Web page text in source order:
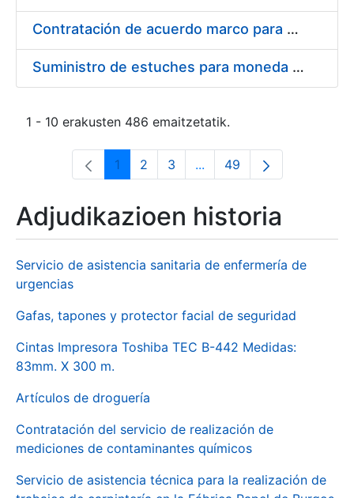
Contratación de acuerdo marco para el Suministro de Material de Electricidad para la Fábrica Nacional de Moneda y Timbre-Real Casa de la Moneda en su centro de trabajo de Burgos
Suministro de estuches para moneda de 30 €
1 - 10 erakusten 486 emaitzetatik.
Orrialdea
1 Orrialdea
2 Orrialdea
3 ...Intermediate Pages Use
Orrialdea
49
Adjudikazioen historia
Servicio de asistencia sanitaria de enfermería de
urgencias
Gafas, tapones y protector facial de seguridad
Cintas Impresora Toshiba TEC B-442 Medidas:
83mm. X 300 m.
Artículos de droguería
Contratación del servicio de realización de
mediciones de contaminantes químicos
Servicio de asistencia técnica para la realización de